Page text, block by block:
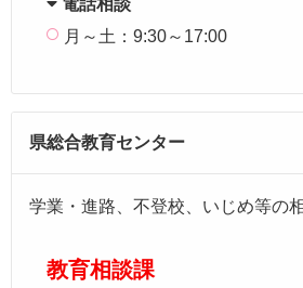
月～土：9:30～17:00
県総合教育センター
学業・進路、不登校、いじめ等の
教育相談課